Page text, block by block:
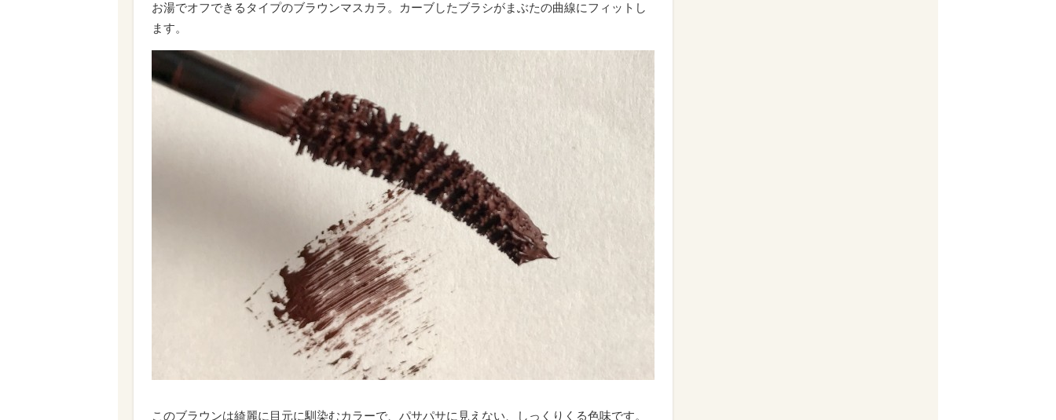
お湯でオフできるタイプのブラウンマスカラ。カーブしたブラシがまぶたの曲線にフィットし
ます。
このブラウンは綺麗に目元に馴染むカラーで、パサパサに見えない、しっくりくる色味です。